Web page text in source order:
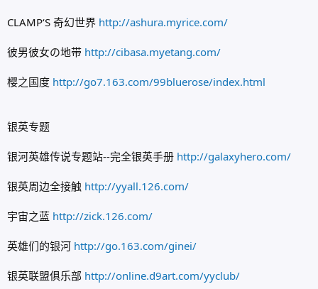
CLAMP‘S 奇幻世界 http://ashura.myrice.com/
彼男彼女の地带 http://cibasa.myetang.com/
樱之国度 http://go7.163.com/99bluerose/index.html
银英专题
银河英雄传说专题站--完全银英手册 http://galaxyhero.com/
银英周边全接触 http://yyall.126.com/
宇宙之蓝 http://zick.126.com/
英雄们的银河 http://go.163.com/ginei/
银英联盟俱乐部 http://online.d9art.com/yyclub/